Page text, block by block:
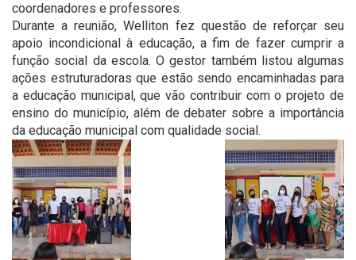
coordenadores e professores.
Durante a reunião, Welliton fez questão de reforçar seu
apoio incondicional à educação, a fim de fazer cumprir a
função social da escola. O gestor também listou algumas
ações estruturadoras que estão sendo encaminhadas para
a educação municipal, que vão contribuir com o projeto de
ensino do município, além de debater sobre a importância
da educação municipal com qualidade social.